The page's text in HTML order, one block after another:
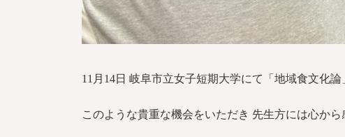
11月14日 岐阜市立女子短期大学にて「地域食文化
このような貴重な機会をいただき 先生方には心か